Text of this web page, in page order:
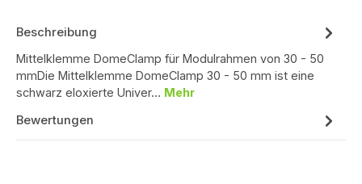
Beschreibung
Mittelklemme DomeClamp für Modulrahmen von 30 - 50
mmDie Mittelklemme DomeClamp 30 - 50 mm ist eine
schwarz eloxierte Univer… Mehr
Bewertungen